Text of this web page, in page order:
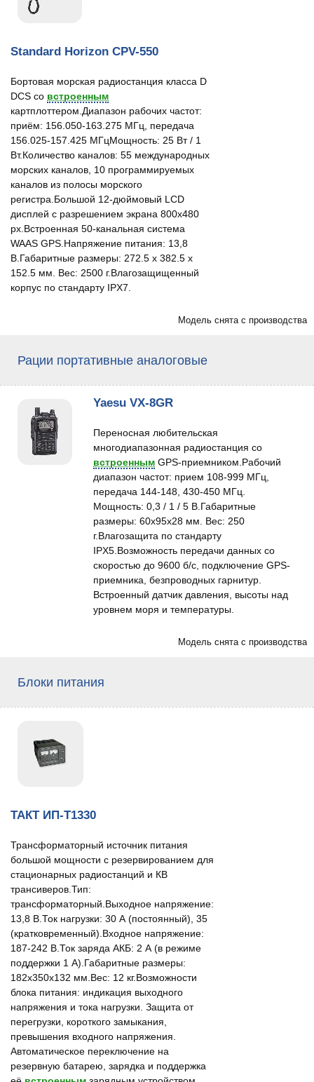
Standard Horizon CPV-550
Бортовая морская радиостанция класса D
DCS со встроенным
картплоттером.Диапазон рабочих частот:
приём: 156.050-163.275 МГц, передача
156.025-157.425 МГцМощность: 25 Вт / 1
Вт.Количество каналов: 55 международных
морских каналов, 10 программируемых
каналов из полосы морского
регистра.Большой 12-дюймовый LCD
дисплей с разрешением экрана 800х480
px.Встроенная 50-канальная система
WAAS GPS.Напряжение питания: 13,8
В.Габаритные размеры: 272.5 х 382.5 х
152.5 мм. Вес: 2500 г.Влагозащищенный
корпус по стандарту IPX7.
Модель снята с производства
Рации портативные аналоговые
Yaesu VX-8GR
Переносная любительская
многодиапазонная радиостанция со
встроенным GPS-приемником.Рабочий
диапазон частот: прием 108-999 МГц,
передача 144-148, 430-450 МГц.
Мощность: 0,3 / 1 / 5 В.Габаритные
размеры: 60х95х28 мм. Вес: 250
г.Влагозащита по стандарту
IPX5.Возможность передачи данных со
скоростью до 9600 б/с, подключение GPS-
приемника, безпроводных гарнитур.
Встроенный датчик давления, высоты над
уровнем моря и температуры.
Модель снята с производства
Блоки питания
ТАКТ ИП-Т1330
Трансформаторный источник питания
большой мощности с резервированием для
стационарных радиостанций и КВ
трансиверов.Тип:
трансформаторный.Выходное напряжение:
13,8 В.Ток нагрузки: 30 А (постоянный), 35
(кратковременный).Входное напряжение:
187-242 В.Ток заряда АКБ: 2 А (в режиме
поддержки 1 А).Габаритные размеры:
182х350х132 мм.Вес: 12 кг.Возможности
блока питания: индикация выходного
напряжения и тока нагрузки. Защита от
перегрузки, короткого замыкания,
превышения входного напряжения.
Автоматическое переключение на
резервную батарею, зарядка и поддержка